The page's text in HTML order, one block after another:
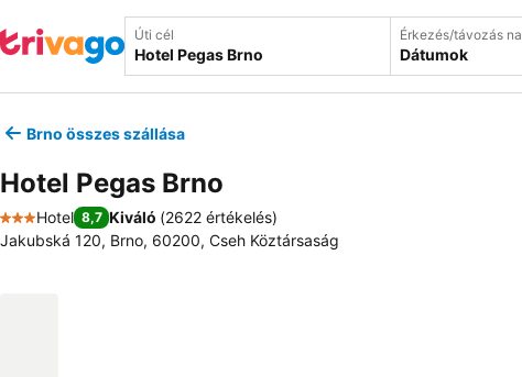
Úti cél Érkezés/távozás
Dátumok
Brno összes szállása
Hotel Pegas Brno
3 Kategória
Hotel 8,7 Kiváló (2622 értékelés)
Jakubská 120, Brno, 60200, Cseh Köztársaság